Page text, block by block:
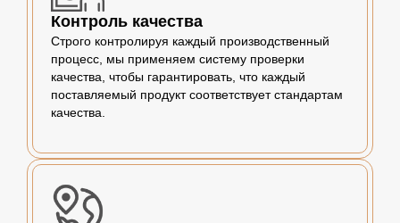
Контроль качества
Строго контролируя каждый производственный
процесс, мы применяем систему проверки
качества, чтобы гарантировать, что каждый
поставляемый продукт соответствует стандартам
качества.